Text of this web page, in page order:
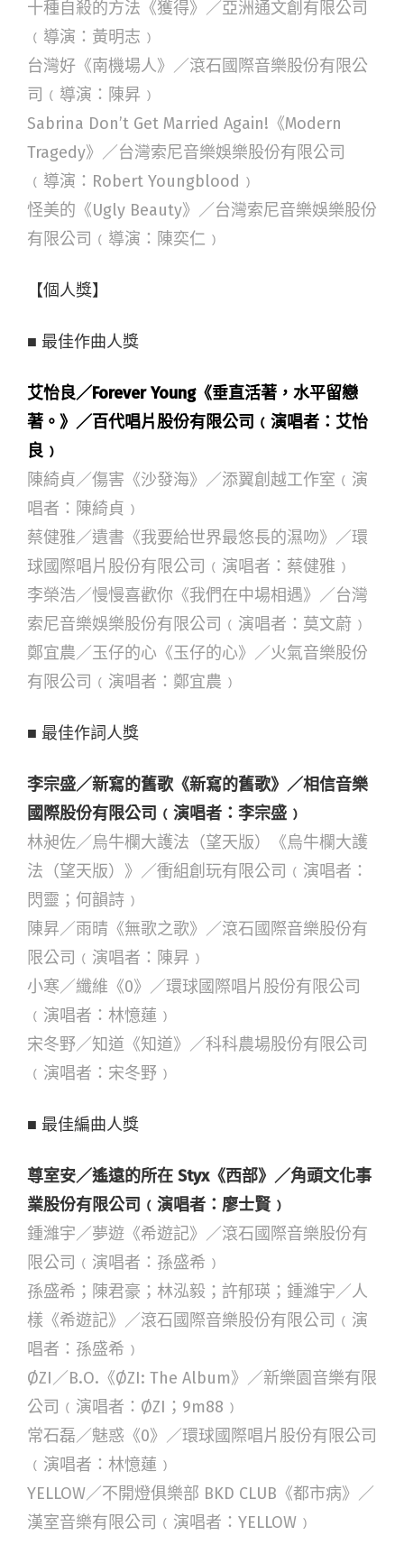
十種自殺的方法《獲得》／亞洲通文創有限公司
﹙導演：黃明志﹚
台灣好《南機場人》／滾石國際音樂股份有限公
司﹙導演：陳昇﹚
Sabrina Don’t Get Married Again!《Modern
Tragedy》／台灣索尼音樂娛樂股份有限公司
﹙導演：Robert Youngblood﹚
怪美的《Ugly Beauty》／台灣索尼音樂娛樂股份
有限公司﹙導演：陳奕仁﹚
【個人獎】
■ 最佳作曲人獎
艾怡良／Forever Young《垂直活著，水平留戀
著。》／百代唱片股份有限公司﹙演唱者：艾怡
良﹚
陳綺貞／傷害《沙發海》／添翼創越工作室﹙演
唱者：陳綺貞﹚
蔡健雅／遺書《我要給世界最悠長的濕吻》／環
球國際唱片股份有限公司﹙演唱者：蔡健雅﹚
李榮浩／慢慢喜歡你《我們在中場相遇》／台灣
索尼音樂娛樂股份有限公司﹙演唱者：莫文蔚﹚
鄭宜農／玉仔的心《玉仔的心》／火氣音樂股份
有限公司﹙演唱者：鄭宜農﹚
■ 最佳作詞人獎
李宗盛／新寫的舊歌《新寫的舊歌》／相信音樂
國際股份有限公司﹙演唱者：李宗盛﹚
林昶佐／烏牛欄大護法（望天版）《烏牛欄大護
法（望天版）》／衝組創玩有限公司﹙演唱者：
閃靈；何韻詩﹚
陳昇／雨晴《無歌之歌》／滾石國際音樂股份有
限公司﹙演唱者：陳昇﹚
小寒／纖維《0》／環球國際唱片股份有限公司
﹙演唱者：林憶蓮﹚
宋冬野／知道《知道》／科科農場股份有限公司
﹙演唱者：宋冬野﹚
■ 最佳編曲人獎
尊室安／遙遠的所在 Styx《西部》／角頭文化事
業股份有限公司﹙演唱者：廖士賢﹚
鍾濰宇／夢遊《希遊記》／滾石國際音樂股份有
限公司﹙演唱者：孫盛希﹚
孫盛希；陳君豪；林泓毅；許郁瑛；鍾濰宇／人
樣《希遊記》／滾石國際音樂股份有限公司﹙演
唱者：孫盛希﹚
ØZI／B.O.《ØZI: The Album》／新樂園音樂有限
公司﹙演唱者：ØZI；9m88﹚
常石磊／魅惑《0》／環球國際唱片股份有限公司
﹙演唱者：林憶蓮﹚
YELLOW／不開燈俱樂部 BKD CLUB《都市病》／
漢室音樂有限公司﹙演唱者：YELLOW﹚